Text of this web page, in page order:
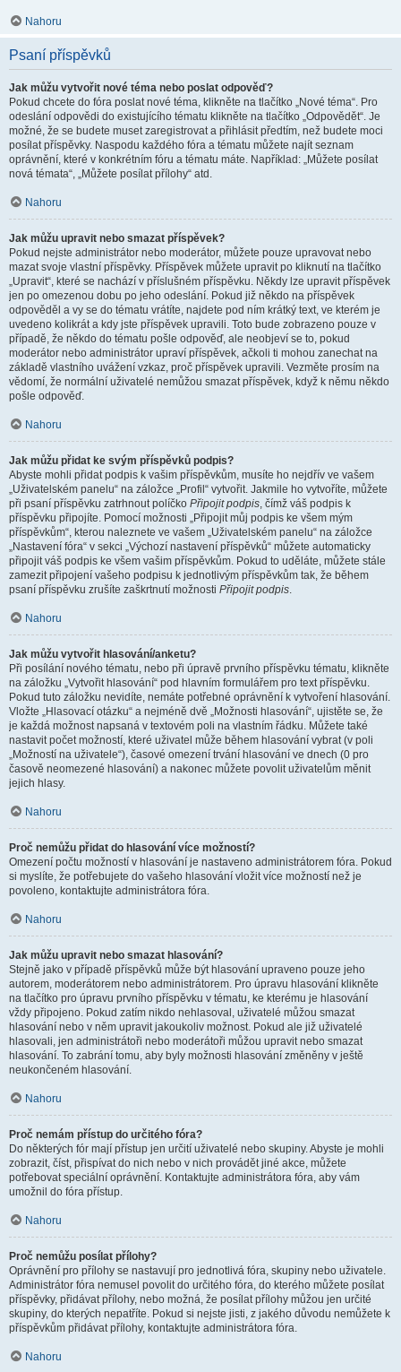
Nahoru
Psaní příspěvků
Jak můžu vytvořit nové téma nebo poslat odpověď?
Pokud chcete do fóra poslat nové téma, klikněte na tlačítko „Nové téma“. Pro
odeslání odpovědi do existujícího tématu klikněte na tlačítko „Odpovědět“. Je
možné, že se budete muset zaregistrovat a přihlásit předtím, než budete moci
posílat příspěvky. Naspodu každého fóra a tématu můžete najít seznam
oprávnění, které v konkrétním fóru a tématu máte. Například: „Můžete posílat
nová témata“, „Můžete posílat přílohy“ atd.
Nahoru
Jak můžu upravit nebo smazat příspěvek?
Pokud nejste administrátor nebo moderátor, můžete pouze upravovat nebo
mazat svoje vlastní příspěvky. Příspěvek můžete upravit po kliknutí na tlačítko
„Upravit“, které se nachází v příslušném příspěvku. Někdy lze upravit příspěvek
jen po omezenou dobu po jeho odeslání. Pokud již někdo na příspěvek
odpověděl a vy se do tématu vrátíte, najdete pod ním krátký text, ve kterém je
uvedeno kolikrát a kdy jste příspěvek upravili. Toto bude zobrazeno pouze v
případě, že někdo do tématu pošle odpověď, ale neobjeví se to, pokud
moderátor nebo administrátor upraví příspěvek, ačkoli ti mohou zanechat na
základě vlastního uvážení vzkaz, proč příspěvek upravili. Vezměte prosím na
vědomí, že normální uživatelé nemůžou smazat příspěvek, když k němu někdo
pošle odpověď.
Nahoru
Jak můžu přidat ke svým příspěvků podpis?
Abyste mohli přidat podpis k vašim příspěvkům, musíte ho nejdřív ve vašem
„Uživatelském panelu“ na záložce „Profil“ vytvořit. Jakmile ho vytvoříte, můžete
při psaní příspěvku zatrhnout políčko Připojit podpis, čímž váš podpis k
příspěvku připojíte. Pomocí možnosti „Připojit můj podpis ke všem mým
příspěvkům“, kterou naleznete ve vašem „Uživatelském panelu“ na záložce
„Nastavení fóra“ v sekci „Výchozí nastavení příspěvků“ můžete automaticky
připojit váš podpis ke všem vašim příspěvkům. Pokud to uděláte, můžete stále
zamezit připojení vašeho podpisu k jednotlivým příspěvkům tak, že během
psaní příspěvku zrušíte zaškrtnutí možnosti Připojit podpis.
Nahoru
Jak můžu vytvořit hlasování/anketu?
Při posílání nového tématu, nebo při úpravě prvního příspěvku tématu, klikněte
na záložku „Vytvořit hlasování“ pod hlavním formulářem pro text příspěvku.
Pokud tuto záložku nevidíte, nemáte potřebné oprávnění k vytvoření hlasování.
Vložte „Hlasovací otázku“ a nejméně dvě „Možnosti hlasování“, ujistěte se, že
je každá možnost napsaná v textovém poli na vlastním řádku. Můžete také
nastavit počet možností, které uživatel může během hlasování vybrat (v poli
„Možností na uživatele“), časové omezení trvání hlasování ve dnech (0 pro
časově neomezené hlasování) a nakonec můžete povolit uživatelům měnit
jejich hlasy.
Nahoru
Proč nemůžu přidat do hlasování více možností?
Omezení počtu možností v hlasování je nastaveno administrátorem fóra. Pokud
si myslíte, že potřebujete do vašeho hlasování vložit více možností než je
povoleno, kontaktujte administrátora fóra.
Nahoru
Jak můžu upravit nebo smazat hlasování?
Stejně jako v případě příspěvků může být hlasování upraveno pouze jeho
autorem, moderátorem nebo administrátorem. Pro úpravu hlasování klikněte
na tlačítko pro úpravu prvního příspěvku v tématu, ke kterému je hlasování
vždy připojeno. Pokud zatím nikdo nehlasoval, uživatelé můžou smazat
hlasování nebo v něm upravit jakoukoliv možnost. Pokud ale již uživatelé
hlasovali, jen administrátoři nebo moderátoři můžou upravit nebo smazat
hlasování. To zabrání tomu, aby byly možnosti hlasování změněny v ještě
neukončeném hlasování.
Nahoru
Proč nemám přístup do určitého fóra?
Do některých fór mají přístup jen určití uživatelé nebo skupiny. Abyste je mohli
zobrazit, číst, přispívat do nich nebo v nich provádět jiné akce, můžete
potřebovat speciální oprávnění. Kontaktujte administrátora fóra, aby vám
umožnil do fóra přístup.
Nahoru
Proč nemůžu posílat přílohy?
Oprávnění pro přílohy se nastavují pro jednotlivá fóra, skupiny nebo uživatele.
Administrátor fóra nemusel povolit do určitého fóra, do kterého můžete posílat
příspěvky, přidávat přílohy, nebo možná, že posílat přílohy můžou jen určité
skupiny, do kterých nepatříte. Pokud si nejste jisti, z jakého důvodu nemůžete k
příspěvkům přidávat přílohy, kontaktujte administrátora fóra.
Nahoru